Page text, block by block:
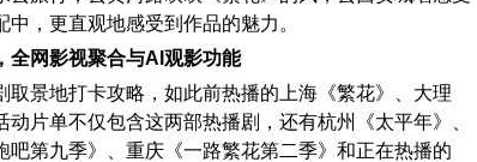
，更直观地感受到作品的魅力。
全网影视聚合与AI观影功能
取景地打卡攻略，如此前热播的上海《繁花》、大理
动片单不仅包含这两部热播剧，还有杭州《太平年》、
第九季》、重庆《一路繁花第二季》和正在热播的